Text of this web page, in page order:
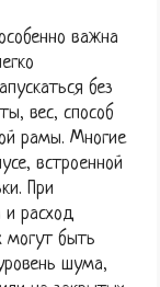
важна
без
вес, способ
рамы. Многие
встроенной
При
расход
могут быть
шума,